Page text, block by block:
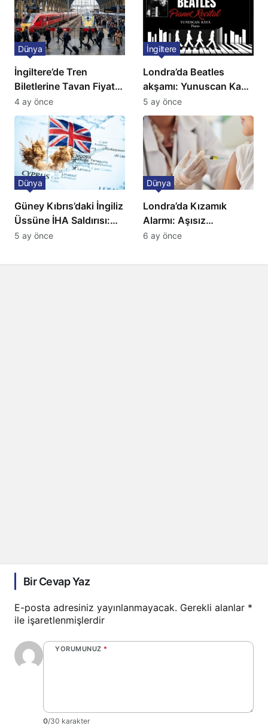
İngiltere’de Tren
Biletlerine Tavan Fiyat:
Ulaşımda Yeni
Düzenleme
Dünya
4 ay önce
Londra’da Beatles
akşamı: Yunuscan Kaya
klasik yorumuyla
sahnede
İngiltere
5 ay önce
Güney Kıbrıs’daki İngiliz
Üssüne İHA Saldırısı:
Patlama, Sirenler ve
Dünya
5 ay önce
Londra’da Kızamık
Alarmı: Aşısız
Öğrenciler Okullardan
Dünya
6 ay önce
Bir Cevap Yaz
E-posta adresiniz yayınlanmayacak. Gerekli alanlar *
ile işaretlenmişlerdir
YORUMUNUZ *
0/30 karakter